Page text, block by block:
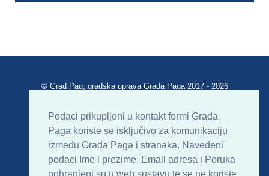
Podaci prikupljeni u kontakt formi Grada
Paga koriste se isključivo za komunikaciju
između Grada Paga i stranaka. Navedeni
podaci Ime i prezime, Email adresa i Poruka
© Grad Pag, gradska uprava Grada Paga 2017 - 2026
Uvjeti korištenja Impressum
Kontakt
Sitemap
RSS